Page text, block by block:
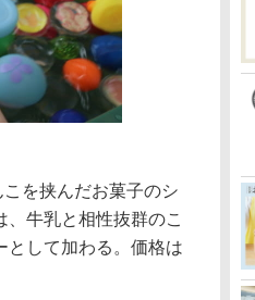
を挟んだお菓子のシ
牛乳と相性抜群のこ
として加わる。価格は